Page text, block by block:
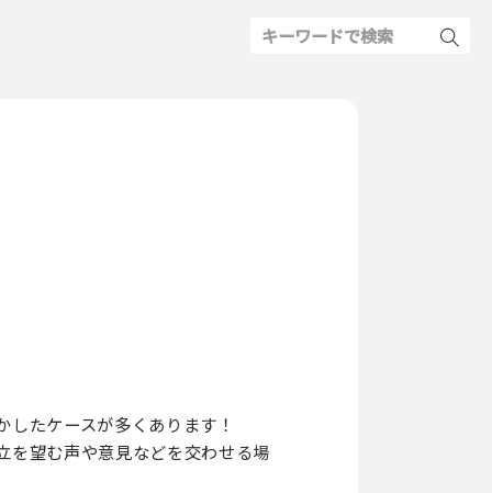
たケースが多くあります！
を望む声や意見などを交わせる場